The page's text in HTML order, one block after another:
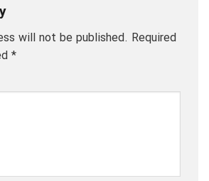
will not be published. Required
*